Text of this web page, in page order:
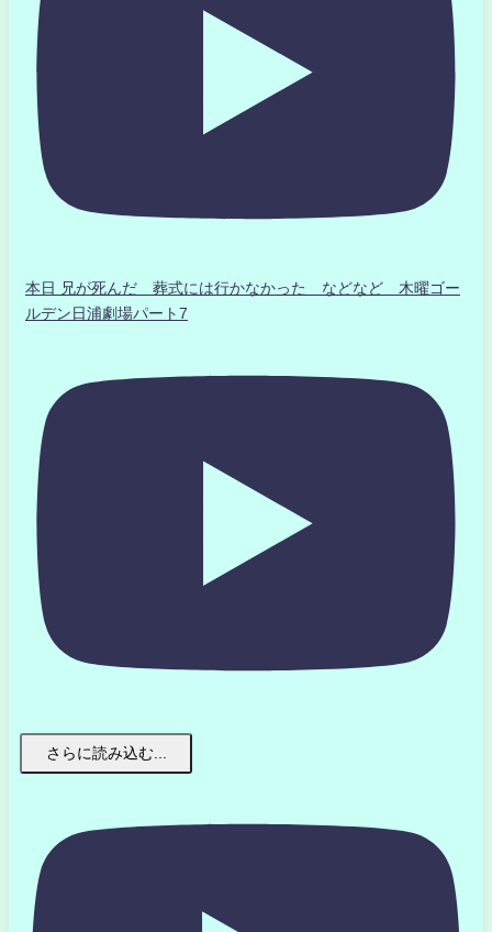
本日 兄が死んだ 葬式には行かなかった などなど 木曜ゴー
ルデン日浦劇場パート7
さらに読み込む...